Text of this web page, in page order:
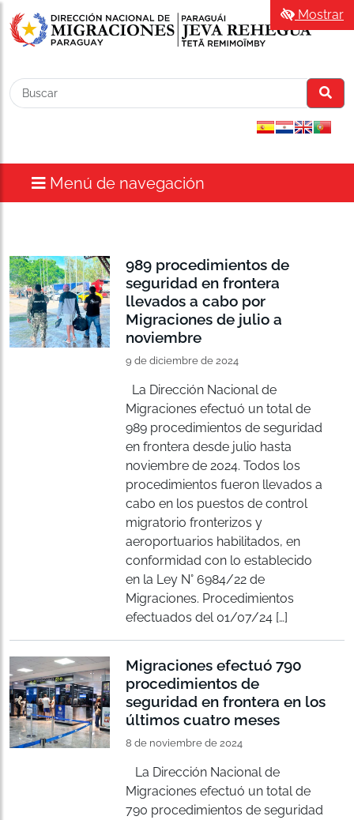
Menú de navegación
Mostrar
989 procedimientos de
seguridad en frontera
llevados a cabo por
Migraciones de julio a
noviembre
9 de diciembre de 2024
La Dirección Nacional de
Migraciones efectuó un total de
989 procedimientos de seguridad
en frontera desde julio hasta
noviembre de 2024. Todos los
procedimientos fueron llevados a
cabo en los puestos de control
migratorio fronterizos y
aeroportuarios habilitados, en
conformidad con lo establecido
en la Ley N° 6984/22 de
Migraciones. Procedimientos
efectuados del 01/07/24 […]
Migraciones efectuó 790
procedimientos de
seguridad en frontera en los
últimos cuatro meses
8 de noviembre de 2024
La Dirección Nacional de
Migraciones efectuó un total de
790 procedimientos de seguridad